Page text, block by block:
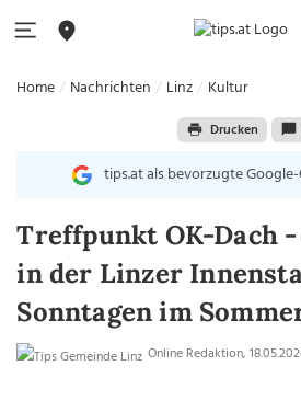
Home Nachrichten Linz Kultur
Drucken
tips.at als bevorzugte
Treffpunkt OK-Dach -
in der Linzer
Sonntagen im
Online Redaktion,